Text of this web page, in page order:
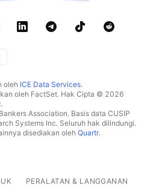
oleh ICE Data Services.
oleh FactSet. Hak Cipta © 2026
Association. Basis data CUSIP
Systems Inc. Seluruh hak dilindungi.
disediakan oleh Quartr.
PERALATAN & LANGGANAN